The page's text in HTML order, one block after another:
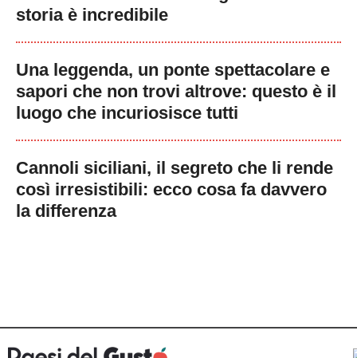
storia è incredibile
Una leggenda, un ponte spettacolare e
sapori che non trovi altrove: questo è il
luogo che incuriosisce tutti
Cannoli siciliani, il segreto che li rende
così irresistibili: ecco cosa fa davvero
la differenza